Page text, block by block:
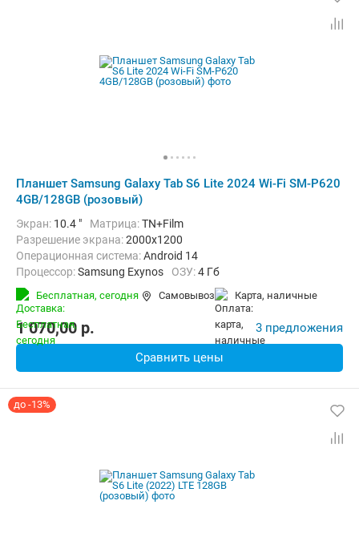
Планшет Samsung Galaxy Tab S6 Lite 2024 Wi-Fi SM-P620
4GB/128GB (розовый)
Экран: 10.4 " Матрица:TN+Film
Разрешение экрана:2000x1200
Операционная система:Android 14
Процессор:Samsung Exynos ОЗУ:4 Гб
Встроенная память:
Тыловая камера:
Беспроводная связь:
Bluetooth, Wi-Fi
Комплектация:
465 г
Бесплатная, сегодня Самовывоз карта, наличные
1 070,00 p. 3 предложения
Сравнить цены
до -13%